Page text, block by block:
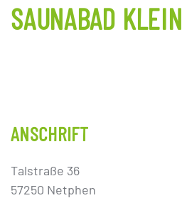
SAUNABAD KLEIN
ANSCHRIFT
Talstraße 36
57250 Netphen